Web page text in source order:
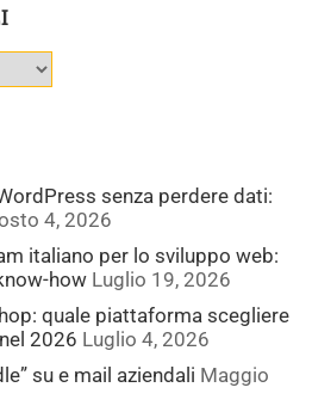
senza perdere dati:
4, 2026
italiano per lo sviluppo web:
how Luglio 19, 2026
quale piattaforma scegliere
2026 Luglio 4, 2026
su e mail aziendali Maggio